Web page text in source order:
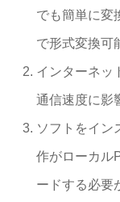
でも簡単に変
で形式変換可
インターネッ
通信速度に影
ソフトをイン
作がローカル
ードする必要